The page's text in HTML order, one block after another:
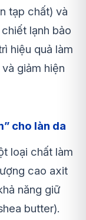
tạp chất) và
lạnh bảo
hiệu quả làm
giảm hiện
cho làn da
loại chất làm
cao axit
năng giữ
butter).